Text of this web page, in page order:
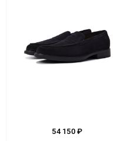
54 150 ₽